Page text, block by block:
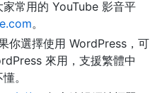
常用的 YouTube 影音平
。
你選擇使用 WordPress，可
來用，支援繁體中
。